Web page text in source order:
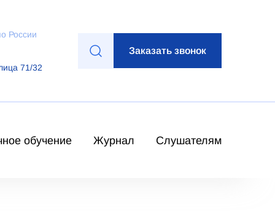
России
71/32
Заказать звонок
обучение Журнал Слушателям